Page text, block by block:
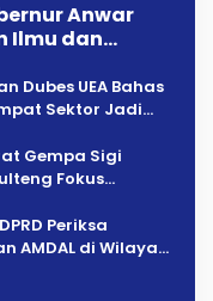
Anwar
Ilmu dan
Dubes UEA Bahas
Sektor Jadi
Gempa Sigi
Fokus
Periksa
AMDAL di Wilayah